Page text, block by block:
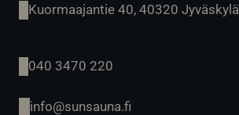
Kuormaajantie 40, 40320 Jyväskylä
040 3470 220
info@sunsauna.fi